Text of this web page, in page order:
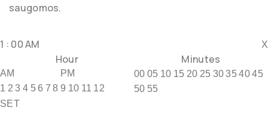
saugomos.
X
1 : 00AM
Hour
Minutes
AM
PM
1 2 3 4 56 7 8 9 10 11 12
00 05 10 15 20 25 30 354045
50 55
SET